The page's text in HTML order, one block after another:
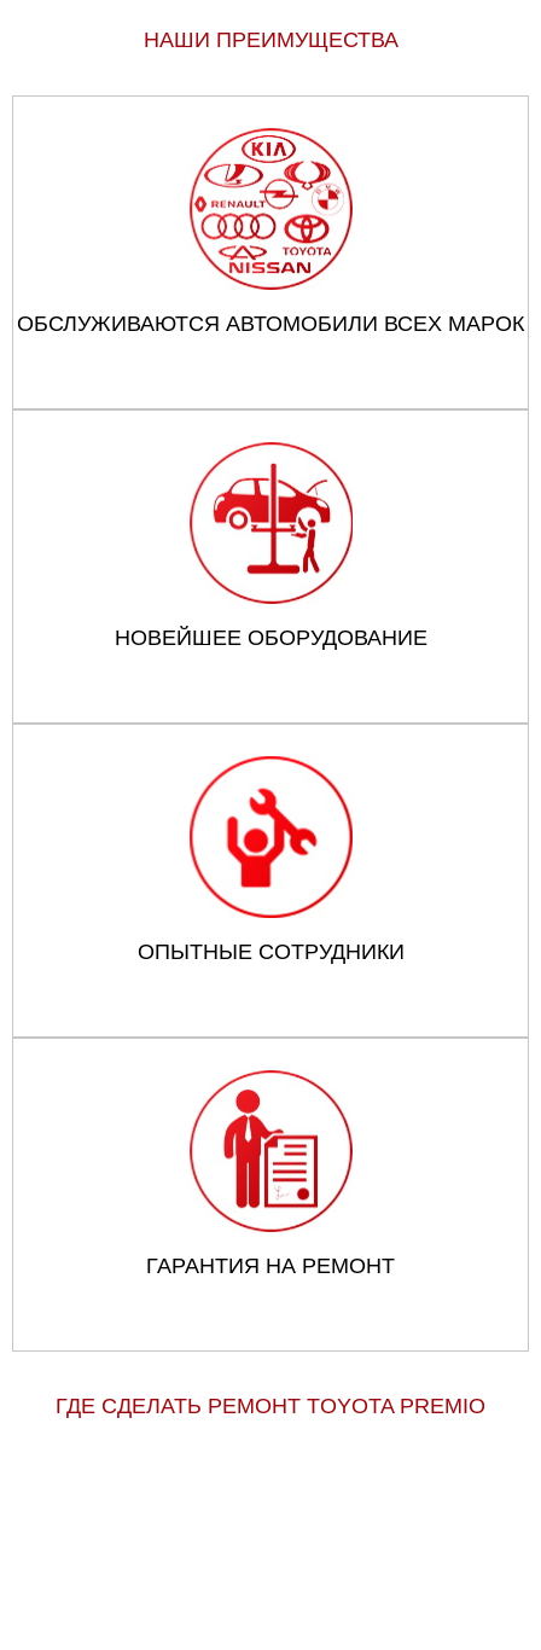
НАШИ ПРЕИМУЩЕСТВА
ОБСЛУЖИВАЮТСЯ АВТОМОБИЛИ ВСЕХ МАРОК
НОВЕЙШЕЕ ОБОРУДОВАНИЕ
ОПЫТНЫЕ СОТРУДНИКИ
ГАРАНТИЯ НА РЕМОНТ
ГДЕ СДЕЛАТЬ РЕМОНТ TOYOTA PREMIO